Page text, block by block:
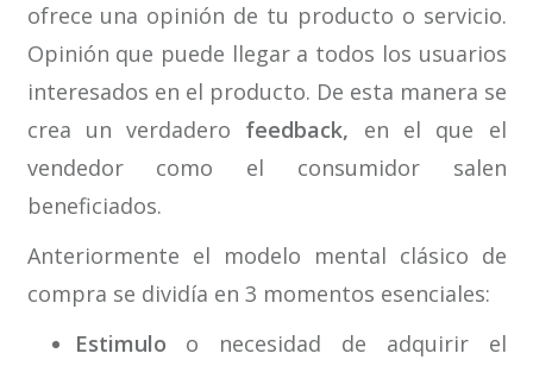
ofrece una opinión de tu producto o servicio.
Opinión que puede llegar a todos los usuarios
interesados en el producto. De esta manera se
crea un verdadero feedback, en el que el
vendedor como el consumidor salen
beneficiados.
Anteriormente el modelo mental clásico de
compra se dividía en 3 momentos esenciales:
Estimulo o necesidad de adquirir el